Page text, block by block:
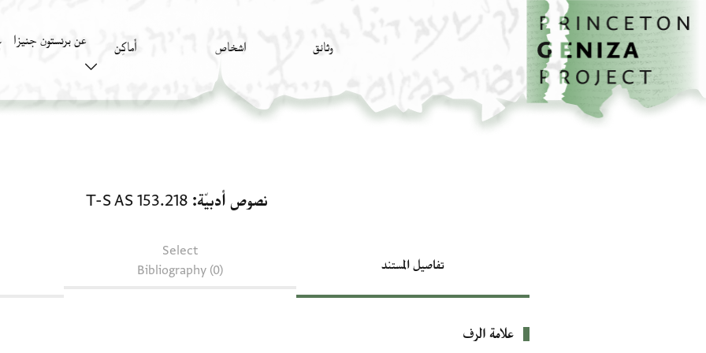
تخطي إلى المحتوى الرئيسي
الصفحة الرئيسية
وثائق اشخاص أَماكِن عن برنستون جنيزا
نصوص أدبيّة T-S AS 153.218
تفاصيل المستند
Select
Bibliography (0)
بيانات التعريف
علامة الرف